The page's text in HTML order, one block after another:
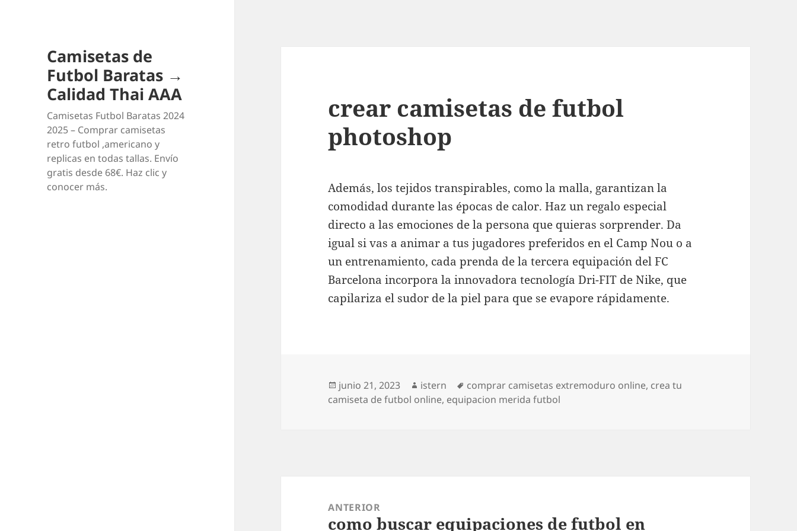
Camisetas de
Futbol Baratas →
Calidad Thai AAA
Camisetas Futbol Baratas 2024
2025 – Comprar camisetas
retro futbol ,americano y
replicas en todas tallas. Envío
gratis desde 68€. Haz clic y
conocer más.
crear camisetas de futbol
photoshop
Además, los tejidos transpirables, como la malla, garantizan la
comodidad durante las épocas de calor. Haz un regalo especial
directo a las emociones de la persona que quieras sorprender. Da
igual si vas a animar a tus jugadores preferidos en el Camp Nou o a
un entrenamiento, cada prenda de la tercera equipación del FC
Barcelona incorpora la innovadora tecnología Dri-FIT de Nike, que
capilariza el sudor de la piel para que se evapore rápidamente.
Publicado
el
junio 21, 2023 Autor
istern Etiquetas
comprar camisetas extremoduro online, crea tu
camiseta de futbol online, equipacion merida futbol
entradas
ANTERIOR
Entrada
como buscar equipaciones de futbol en